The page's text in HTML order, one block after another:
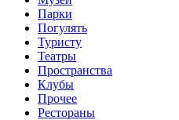
Парки
Погулять
Туристу
Театры
Пространства
Клубы
Прочее
Рестораны